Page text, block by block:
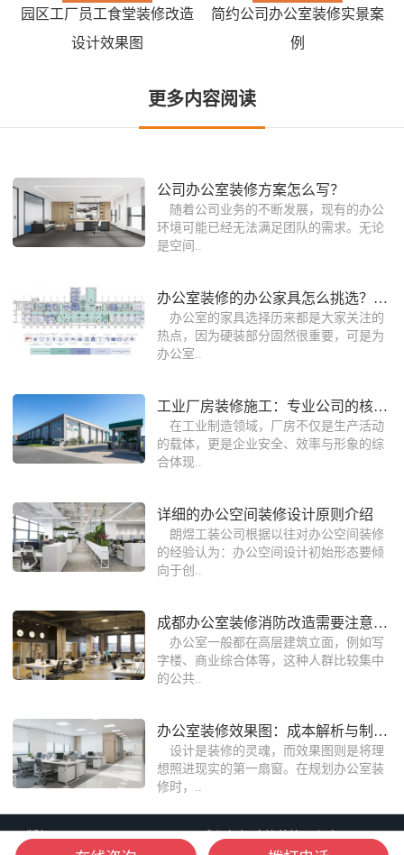
园区工厂员工食堂装修改造
设计效果图
简约公司办公室装修实景案
例
更多内容阅读
公司办公室装修方案怎么写？
随着公司业务的不断发展，现有的办公
环境可能已经无法满足团队的需求。无论
是空间..
办公室装修的办公家具怎么挑选？（选择
办公室的家具选择历来都是大家关注的
热点，因为硬装部分固然很重要，可是为
办公室..
工业厂房装修施工：专业公司的核心价值
在工业制造领域，厂房不仅是生产活动
的载体，更是企业安全、效率与形象的综
合体现..
详细的办公空间装修设计原则介绍
朗煜工装公司根据以往对办公空间装修
的经验认为：办公空间设计初始形态要倾
向于创..
成都办公室装修消防改造需要注意什么？
办公室一般都在高层建筑立面，例如写
字楼、商业综合体等，这种人群比较集中
的公共..
办公室装修效果图：成本解析与制作须知
设计是装修的灵魂，而效果图则是将理
想照进现实的第一扇窗。在规划办公室装
修时，..
版权：Copyright © 2006-2026 成都朗煜建筑装饰工程有限公司